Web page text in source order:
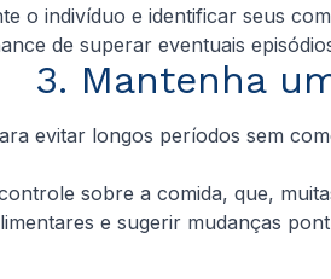
o indivíduo e identificar seus
de superar eventuais
3. Mantenha
evitar longos períodos sem
sobre a comida, que,
e sugerir mudanças